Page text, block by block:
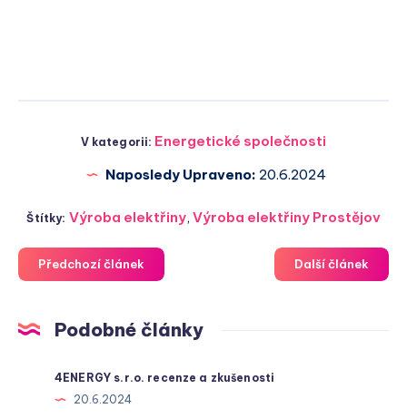
V kategorii: Energetické společnosti
Naposledy Upraveno: 20.6.2024
Štítky: Výroba elektřiny, Výroba elektřiny Prostějov
Předchozí článek Další článek
Podobné články
4ENERGY s.r.o. recenze a zkušenosti
20.6.2024